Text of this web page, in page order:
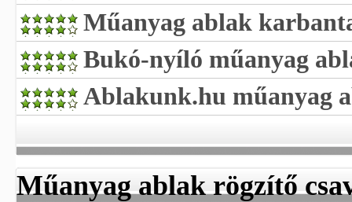
Műanyag ablak
Bukó-nyíló műanyag
Ablakunk.hu műanyag
Műanyag ablak rögzítő